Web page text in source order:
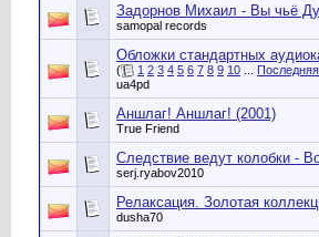
Задорнов Михаил - Вы чьё
samopal records
Обложки стандартных
( 1 2 3 4 5 6 7 8 9 10
ua4pd
Аншлаг! Аншлаг! (2001)
True Friend
Следствие ведут колобки -
serj.ryabov2010
Релаксация. Золотая
dusha70